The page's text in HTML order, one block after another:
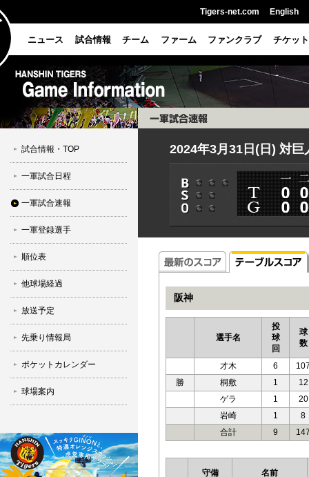
Tigers-net.com English
ニュース 試合情報 チーム ファーム ファンクラブ チケット
試合情報・TOP
一軍試合日程
一軍試合速報
一軍登録選手
順位表
他球場経過
放送予定
先乗り情報局
ポケットカレンダー
球場案内
2024年3月31日(日) 対巨
阪神
選手名
投
球
回
球
数
才木 6
勝
桐敷 1
12
ゲラ
1
20
岩崎
1
8
合計
9
守備 名前